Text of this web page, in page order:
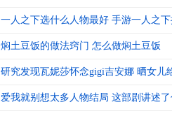
一人之下选什么人物最好 手游一人之
焖土豆饭的做法窍门 怎么做焖土豆饭
研究发现瓦妮莎怀念gigi吉安娜 晒女儿
爱我就别想太多人物结局 这部剧讲述了